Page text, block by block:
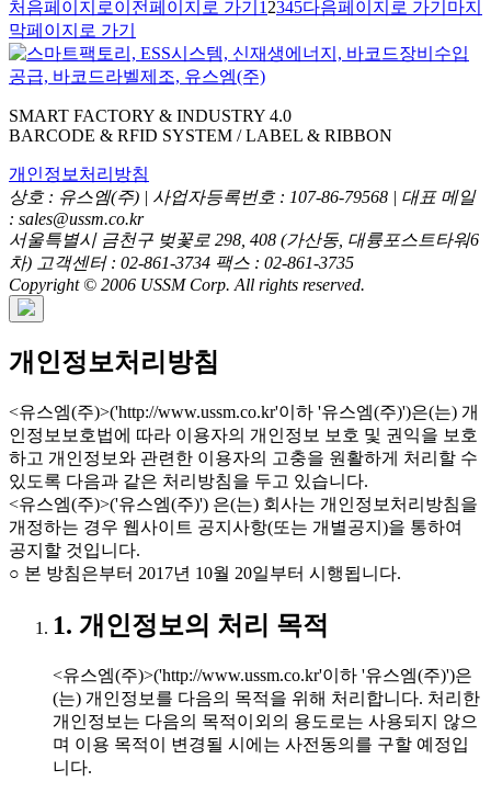
처음페이지로이전페이지로 가기 1 2345다음페이지로 가기 마지
막페이지로 가기
SMART FACTORY & INDUSTRY 4.0
BARCODE & RFID SYSTEM / LABEL & RIBBON
개인정보처리방침
상호 : 유스엠(주) | 사업자등록번호 : 107-86-79568 | 대표 메일
: sales@ussm.co.kr
서울특별시 금천구 벚꽃로 298, 408 (가산동, 대륭포스트타워6
차) 고객센터 : 02-861-3734 팩스 : 02-861-3735
Copyright © 2006 USSM Corp. All rights reserved.
개인정보처리방침
<유스엠(주)>('http://www.ussm.co.kr'이하 '유스엠(주)')은(는) 개
인정보보호법에 따라 이용자의 개인정보 보호 및 권익을 보호
하고 개인정보와 관련한 이용자의 고충을 원활하게 처리할 수
있도록 다음과 같은 처리방침을 두고 있습니다.
<유스엠(주)>('유스엠(주)') 은(는) 회사는 개인정보처리방침을
개정하는 경우 웹사이트 공지사항(또는 개별공지)을 통하여
공지할 것입니다.
○ 본 방침은부터 2017년 10월 20일부터 시행됩니다.
1. 개인정보의 처리 목적
<유스엠(주)>('http://www.ussm.co.kr'이하 '유스엠(주)')은
(는) 개인정보를 다음의 목적을 위해 처리합니다. 처리한
개인정보는 다음의 목적이외의 용도로는 사용되지 않으
며 이용 목적이 변경될 시에는 사전동의를 구할 예정입
니다.